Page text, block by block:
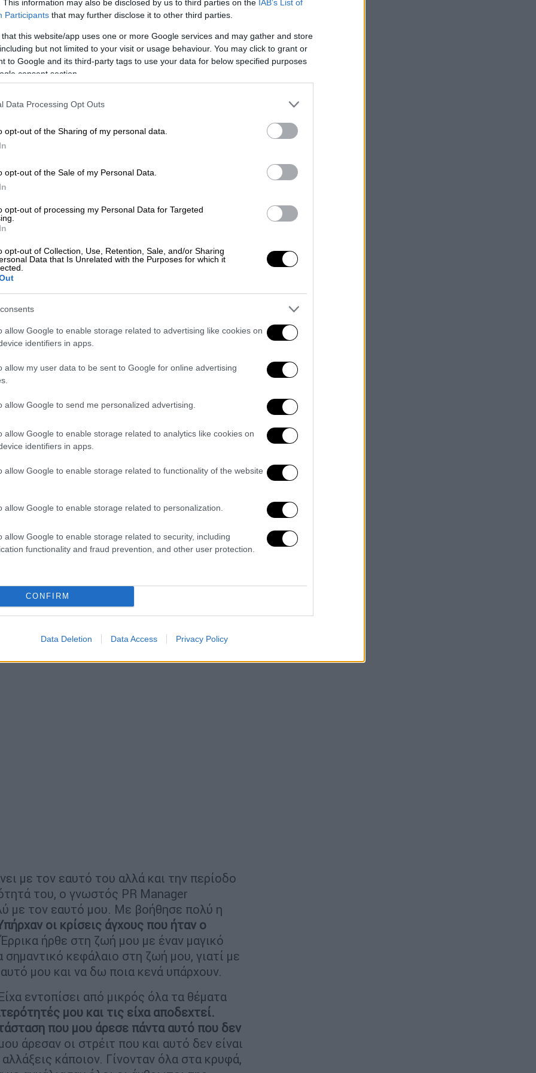
This information may also be disclosed by us to third parties on the IAB’s List of
Participants that may further disclose it to other third parties.
that this website/app uses one or more Google services and may gather and store
but not limited to your visit or usage behaviour. You may click to grant or
to Google and its third-party tags to use your data for below specified purposes
consent section.
Data Processing Opt Outs
opt-out of the Sharing of my personal data.
opt-out of the Sale of my Personal Data.
opt-out of processing my Personal Data for Targeted
opt-out of Collection, Use, Retention, Sale, and/or Sharing
Data that Is Unrelated with the Purposes for which it
allow Google to enable storage related to advertising like cookies on
identifiers in apps.
allow my user data to be sent to Google for online advertising
allow Google to send me personalized advertising.
allow Google to enable storage related to analytics like cookies on
identifiers in apps.
allow Google to enable storage related to functionality of the website
allow Google to enable storage related to personalization.
allow Google to enable storage related to security, including
functionality and fraud prevention, and other user protection.
CONFIRM
Data Deletion Data Access Privacy Policy
την οικογένειά του, ο Χάρης Σιανίδης
πήρα πολλή αγάπη από την
γιατί οι αδερφές της μητέρας μου
πήρα την προσοχή και τη μητρική αγάπη
της ζωής μου, αυτό ήταν και καλό και
ότι είναι πολύ κακό, γιατί δε
στη διαδρομή σου… Ο μπαμπάς μου
για τα παιδιά του να μην τους
για τη μαμά μου, που όλα τα άλλα τα
ήταν λίγο αδιάφορος
μεγάλωσα σε μια όμορφη οικογένεια,
δεν υπάρχει πουθενά».
Μαρία, αρρώστησε πολύ μικρή. Υπάρχει
γύρω από το φάσμα της άνοιας και
μου ταλαιπωρείται με τέτοιου είδους
είναι ανήμπορος και θες να τον
της οικογένειας.Κάποιοι
πέφτουν πάνω και ξαφνικά
με τον εαυτό του αλλά και την περίοδο
του, ο γνωστός PR Manager
με τον εαυτό μου. Με βοήθησε πολύ η
οι κρίσεις άγχους που ήταν ο
ήρθε στη ζωή μου με έναν μαγικό
κεφάλαιο στη ζωή μου, γιατί με
μου και να δω ποια κενά υπάρχουν.
εντοπίσει από μικρός όλα τα θέματα
μου και τις είχα αποδεχτεί.
που μου άρεσε πάντα αυτό που δεν
άρεσαν οι στρέιτ που και αυτό δεν είναι
κάποιον. Γίνονταν όλα στα κρυφά,